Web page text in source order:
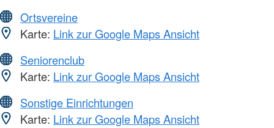
Ortsvereine
Karte: Link zur Google Maps Ansicht
Seniorenclub
Karte: Link zur Google Maps Ansicht
Sonstige Einrichtungen
Karte: Link zur Google Maps Ansicht